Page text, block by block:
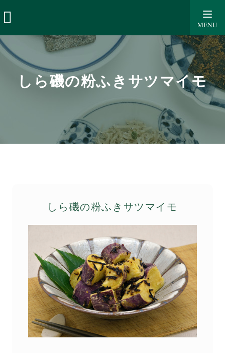
MENU
しら磯の粉ふきサツマイモ
しら磯の粉ふきサツマイモ